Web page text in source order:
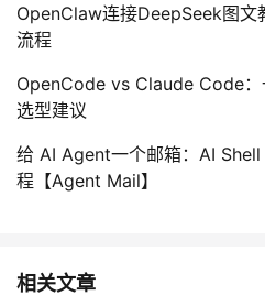
OpenClaw连接DeepSeek图文
流程
OpenCode vs Claude Code：
选型建议
给 AI Agent一个邮箱：AI
程【Agent Mail】
相关文章